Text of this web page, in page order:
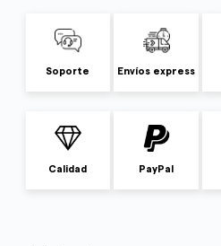
Soporte Envíos express
Calidad PayPal